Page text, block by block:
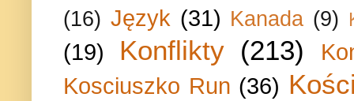
(16) Język (31) Kanada (9)
(19) Konflikty (213)
Kosciuszko Run (36)